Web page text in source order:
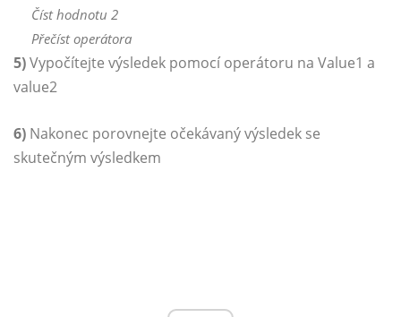
Číst hodnotu 2
Přečíst operátora
5)Vypočítejte výsledek pomocí operátoru na Value1 a
value2
6) Nakonec porovnejte očekávaný výsledek se
skutečným výsledkem